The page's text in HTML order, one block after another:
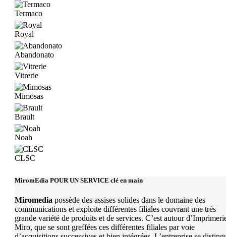
Termaco
Royal
Abandonato
Vitrerie
Mimosas
Brault
Noah
CLSC
MiromEdia POUR UN SERVICE clé en main
Miromedia possède des assises solides dans le domaine des
communications et exploite différentes filiales couvrant une très
grande variété de produits et de services. C’est autour
Miro, que se sont greffées ces différentes filiales par voie